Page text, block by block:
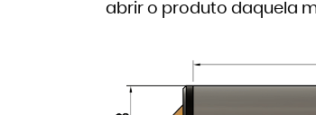
abrir o produto daquela